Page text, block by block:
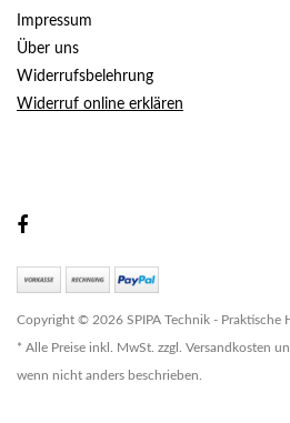
Impressum
Über uns
Widerrufsbelehrung
Widerruf online erklären
Copyright © 2026 SPIPA Technik - Praktische
* Alle Preise inkl. MwSt. zzgl. Versandkosten
wenn nicht anders beschrieben.